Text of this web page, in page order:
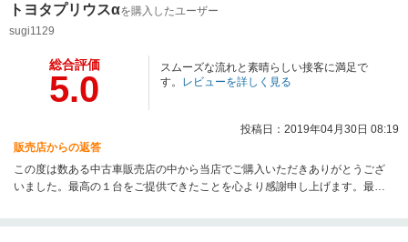
トヨタプリウスαを購入したユーザー
sugi1129
総合評価
5.0
スムーズな流れと素晴らしい接客に満足で
す。 レビューを詳しく見る
投稿日：2019年04月30日 08:19
販売店からの返答
この度は数ある中古車販売店の中から当店でご購入いただきありがとうござ
いました。最高の１台をご提供できたことを心より感謝申し上げます。最高
ンスも当店にお任せください！ありがとうございました。